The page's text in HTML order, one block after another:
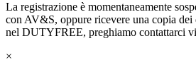
La registrazione è momentaneamente
con AV&S, oppure ricevere una copia
nel DUTYFREE, preghiamo contattarci
×